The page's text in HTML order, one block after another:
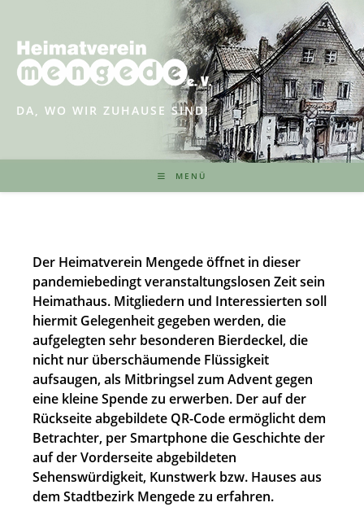
springen
DA, WO WIR ZUHAUSE SIND!
MENÜ
Der Heimatverein Mengede öffnet in dieser
pandemiebedingt veranstaltungslosen Zeit sein
Heimathaus. Mitgliedern und Interessierten soll
hiermit Gelegenheit gegeben werden, die
aufgelegten sehr besonderen Bierdeckel, die
nicht nur überschäumende Flüssigkeit
aufsaugen, als Mitbringsel zum Advent gegen
eine kleine Spende zu erwerben. Der auf der
Rückseite abgebildete QR-Code ermöglicht dem
Betrachter, per Smartphone die Geschichte der
auf der Vorderseite abgebildeten
Sehenswürdigkeit, Kunstwerk bzw. Hauses aus
dem Stadtbezirk Mengede zu erfahren.